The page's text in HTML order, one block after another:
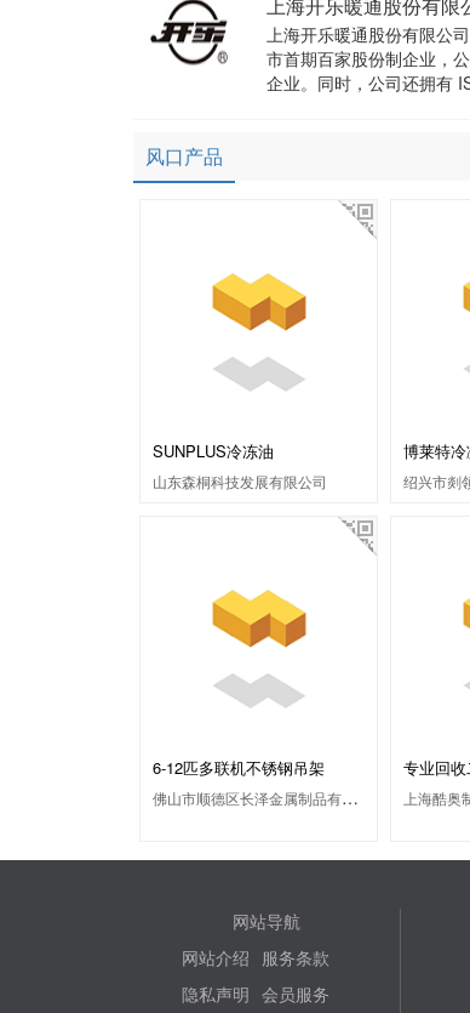
上海开乐暖通股份有限公
市首期百家股份制企业，
企业。同时，公司还拥有
风口产品
SUNPLUS冷冻油
山东森桐科技发展有限公司
博莱特
6-12匹多联机不锈钢吊架
佛山市顺德区长泽金属制品有限公司
专业回
上海酷奥
网站导航
网站介绍 服务条款
隐私声明 会员服务